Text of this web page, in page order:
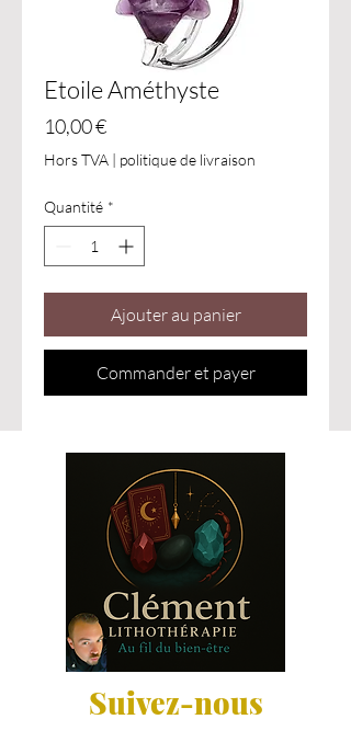
Etoile Améthyste
10,00 €Prix
Hors TVA | politique de livraison
Quantité *
Ajouter au panier
Commander et payer
Suivez-nous